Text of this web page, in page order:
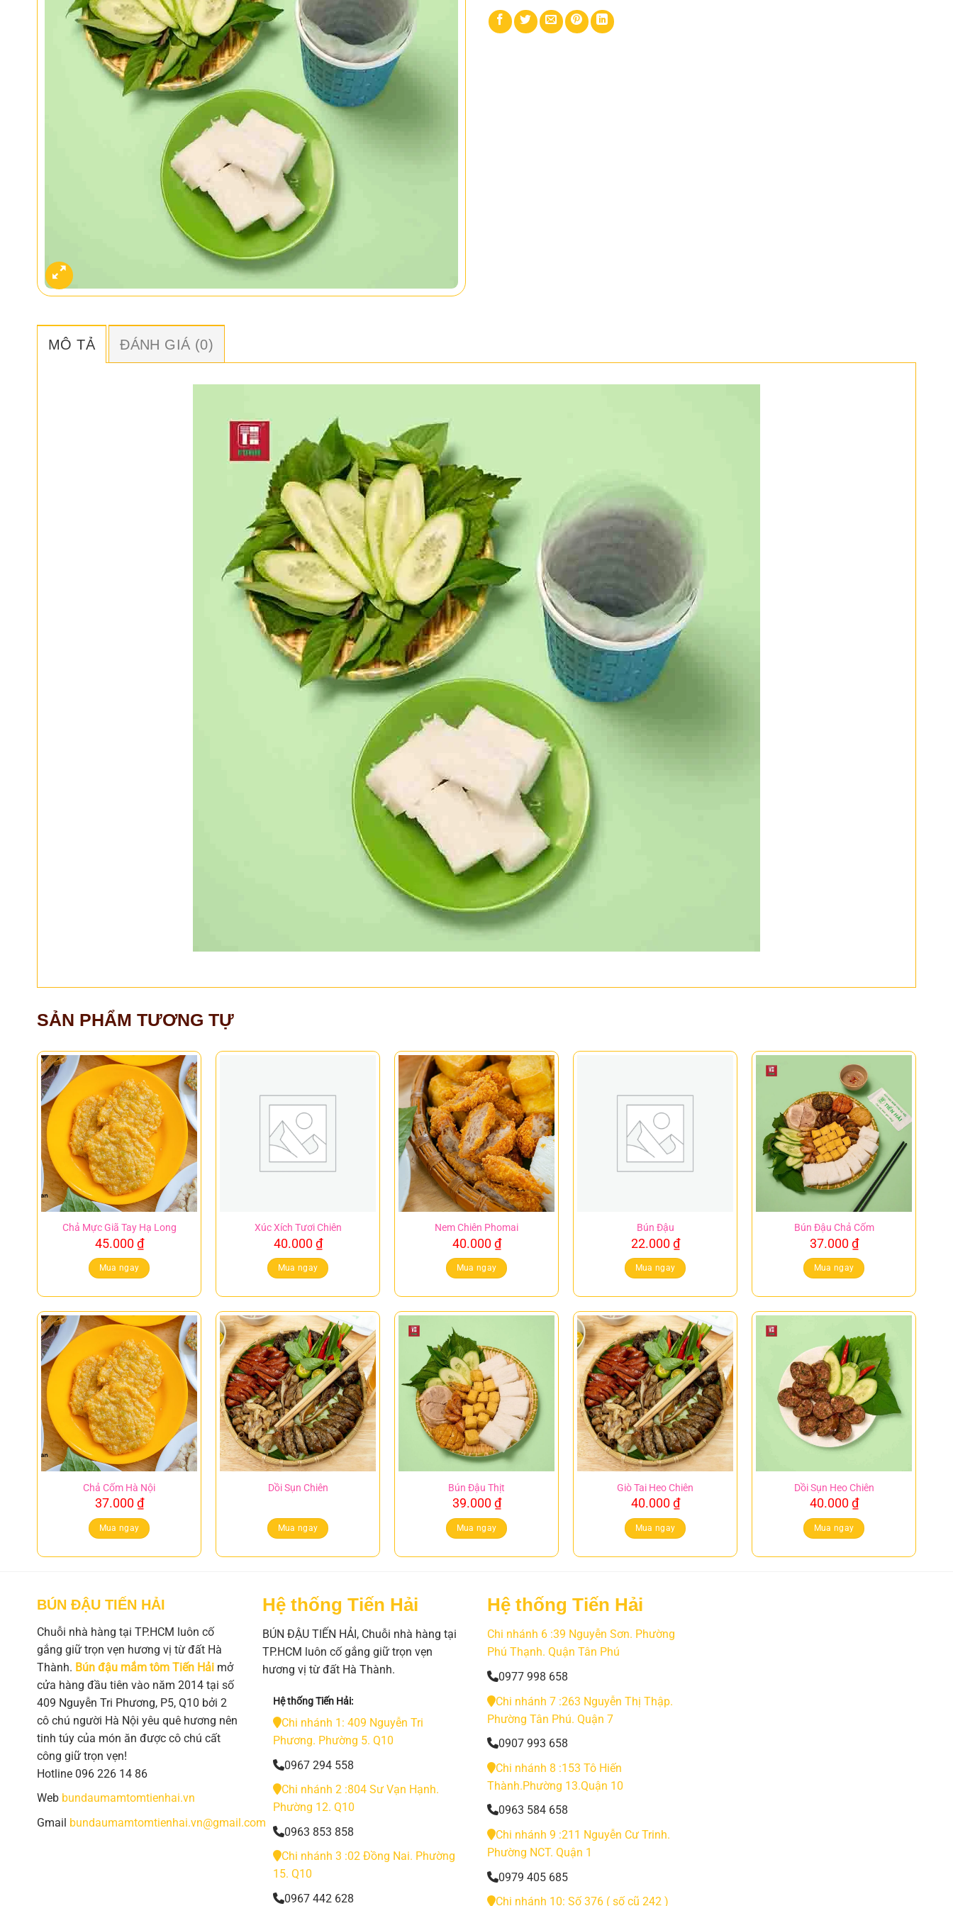
MÔ TẢ ĐÁNH GIÁ (0)
SẢN PHẨM TƯƠNG TỰ
Chả Mực Giã Tay Hạ Long
45.000₫
Mua ngay
Xúc Xích Tươi Chiên
40.000₫
Mua ngay
Nem Chiên Phomai
40.000₫
Mua ngay
Bún Đậu
22.000₫
Mua ngay
Bún Đậu Chả Cốm
37.000₫
Mua ngay
Chả Cốm Hà Nội
37.000₫
Mua ngay
Dồi Sụn Chiên
Mua ngay
Bún Đậu Thịt
39.000₫
Mua ngay
Giò Tai Heo Chiên
40.000₫
Mua ngay
Dồi Sụn Heo Chiên
40.000₫
Mua ngay
BÚN ĐẬU TIẾN HẢI
Chuỗi nhà hàng tại TP.HCM luôn cố
gắng giữ trọn vẹn hương vị từ đất Hà
Thành. Bún đậu mắm tôm Tiến Hải mở
cửa hàng đầu tiên vào năm 2014 tại số
409 Nguyễn Tri Phương, P5, Q10 bởi 2
cô chú người Hà Nội yêu quê hương nên
tinh túy của món ăn được cô chú cất
công giữ trọn vẹn!
Hotline 096 226 14 86
Web bundaumamtomtienhai.vn
Gmail bundaumamtomtienhai.vn@gmail.com
Hệ thống Tiến Hải
BÚN ĐẬU TIẾN HẢI, Chuỗi nhà hàng tại
TP.HCM luôn cố gắng giữ trọn vẹn
hương vị từ đất Hà Thành.
Hệ thống Tiến Hải:
Chi nhánh 1: 409 Nguyễn Tri
Phương. Phường 5. Q10
0967 294 558
Chi nhánh 2 :804 Sư Vạn Hạnh.
Phường 12. Q10
0963 853 858
Chi nhánh 3 :02 Đồng Nai. Phường
15. Q10
0967 442 628
Hệ thống Tiến Hải
Chi nhánh 6 :39 Nguyễn Sơn. Phường
Phú Thạnh. Quận Tân Phú
0977 998 658
Chi nhánh 7 :263 Nguyễn Thị Thập.
Phường Tân Phú. Quận 7
0907 993 658
Chi nhánh 8 :153 Tô Hiến
Thành.Phường 13.Quận 10
0963 584 658
Chi nhánh 9 :211 Nguyễn Cư Trinh.
Phường NCT. Quận 1
0979 405 685
Chi nhánh 10: Số 376 ( số cũ 242 )